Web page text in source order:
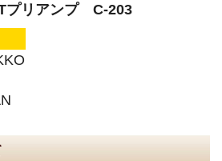
プリアンプ C-203